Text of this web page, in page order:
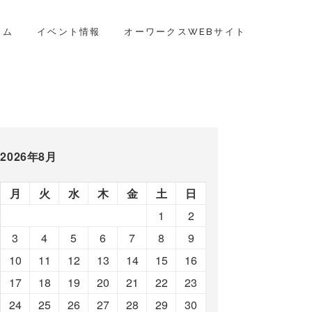
イベント情報 オーワークスWEBサイト
2026年8月
月 火 水 木 金 土 日
1
2
3
4 5 6 7 8
9
10
11 12 13 14 15
16
17
18 19 20 21 22
23
24
25 26 27 28 29
30